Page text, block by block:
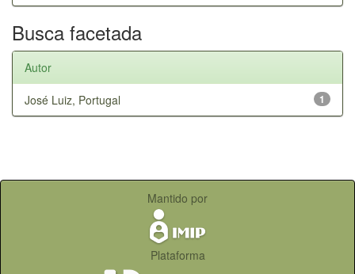
Busca facetada
Autor
1
José Luiz, Portugal
Mantido por
Plataforma